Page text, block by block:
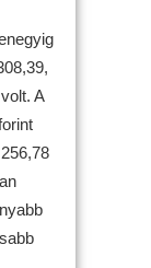
A